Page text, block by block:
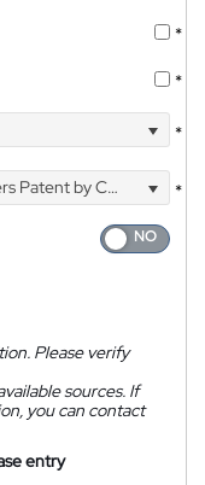
*
*
*
by Courier
*
Please verify
sources. If
you can contact
entry